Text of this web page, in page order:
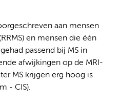
aan mensen
en mensen die één
passend bij MS in
afwijkingen op de MRI-
MS krijgen erg hoog is
- CIS).